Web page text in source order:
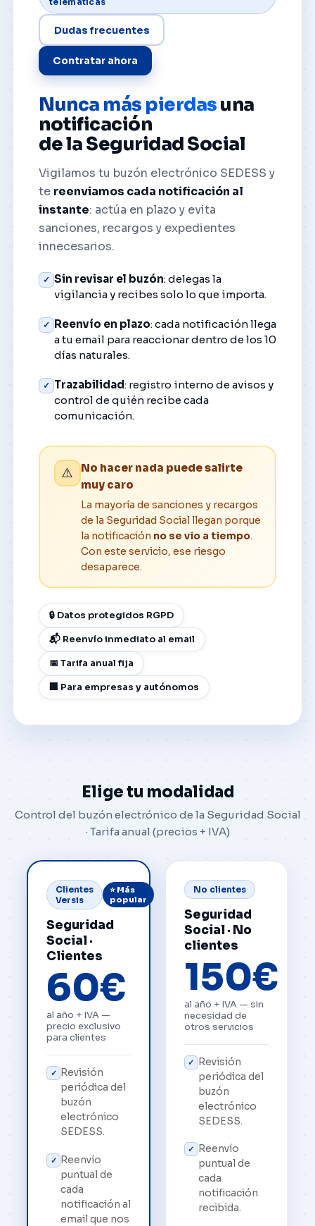
Dudas frecuentes
Contratar ahora
Nunca más pierdasuna
notificación
de la Seguridad Social
Vigilamos tu buzón electrónico SEDESS y
te reenviamos cada notificación al
instante: actúa en plazo y evita
sanciones, recargos y expedientes
innecesarios.
✓ Sin revisar el buzón: delegas la
vigilancia y recibes solo lo que importa.
✓ Reenvío en plazo: cada notificación llega
a tu email para reaccionar dentro de los 10
días naturales.
✓ Trazabilidad: registro interno de avisos y
control de quién recibe cada
comunicación.
⚠️
No hacer nada puede salirte
muy caro
La mayoría de sanciones y recargos
de la Seguridad Social llegan porque
la notificación no se vio a tiempo.
Con este servicio, ese riesgo
desaparece.
🔒 Datos protegidos RGPD
📬 Reenvío inmediato al email
📅 Tarifa anual fija
🏢 Para empresas y autónomos
Elige tu modalidad
Control del buzón electrónico de la Seguridad Social
· Tarifa anual (precios + IVA)
Clientes
Versis
⭐ Más
popular
Seguridad
Social ·
Clientes
60€
al año + IVA —
precio exclusivo
para clientes
✓
Revisión
periódica del
buzón
electrónico
SEDESS.
✓ Reenvío
puntual de
cada
notificación al
email que nos
No clientes
Seguridad
Social · No
clientes
150€
al año + IVA — sin
necesidad de
otros servicios
✓ Revisión
periódica del
buzón
electrónico
SEDESS.
✓ Reenvío
puntual de
cada
notificación
recibida.